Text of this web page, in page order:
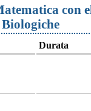
con
Durata